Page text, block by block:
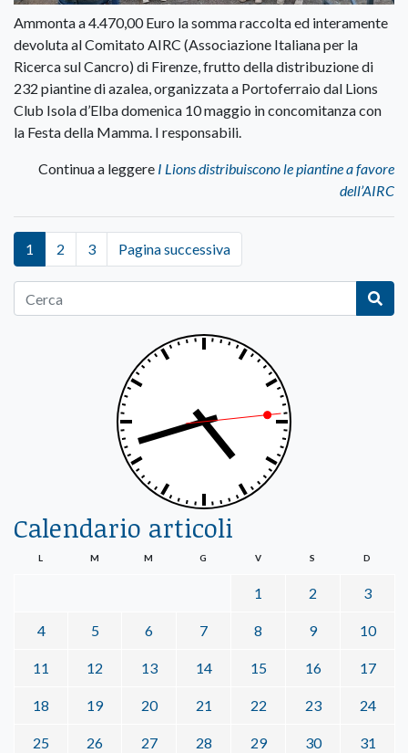
Ammonta a 4.470,00 Euro la somma raccolta ed interamente
devoluta al Comitato AIRC (Associazione Italiana per la
Ricerca sul Cancro) di Firenze, frutto della distribuzione di
232 piantine di azalea, organizzata a Portoferraio dal Lions
Club Isola d’Elba domenica 10 maggio in concomitanza con
la Festa della Mamma. I responsabili.
Continua a leggere I Lions distribuiscono le piantine a favore
dell’AIRC
1 2 3 Pagina successiva
Calendario articoli
L M M G V S D
1 2 3
4 5 6 7 8 9 10
11 12 13 14 15 16 17
18 19 20 21 22 23 24
25 26 27 28 29 30 31